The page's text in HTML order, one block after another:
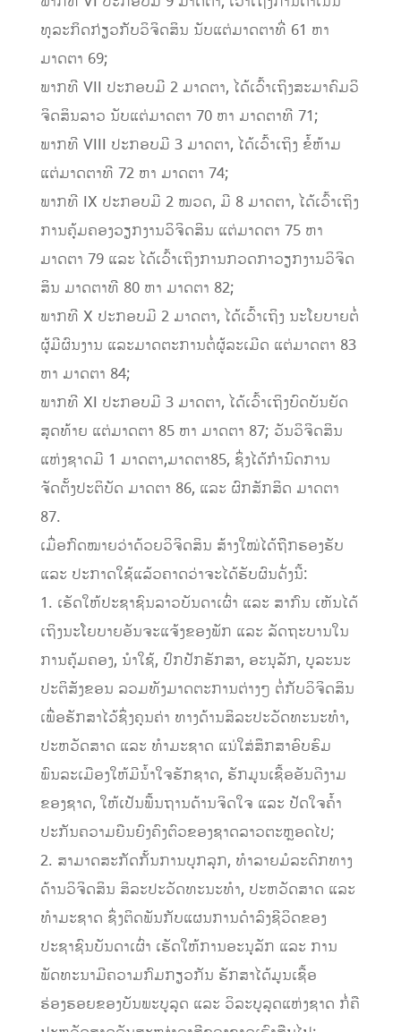
ທຸລະກິດກ່ຽວກັບວິຈິດສິນ ນັບແຕ່ມາດຕາທີ່ 61 ຫາ
ມາດຕາ 69;
ພາກທີ VII ປະກອບມີ 2 ມາດຕາ, ໄດ້ເວົ້າເຖິງສະມາຄົມວິ
ຈິດສິນລາວ ນັບແຕ່ມາດຕາ 70 ຫາ ມາດຕາທີ 71;
ພາກທີ VIII ປະກອບມີ 3 ມາດຕາ, ໄດ້ເວົ້າເຖິງ ຂໍ້ຫ້າມ
ແຕ່ມາດຕາທີ 72 ຫາ ມາດຕາ 74;
ພາກທີ IX ປະກອບມີ 2 ໝວດ, ມີ 8 ມາດຕາ, ໄດ້ເວົ້າເຖິງ
ການຄຸ້ມຄອງວຽກງານວິຈິດສິນ ແຕ່ມາດຕາ 75 ຫາ
ມາດຕາ 79 ແລະ ໄດ້ເວົ້າເຖິງການກວດກາວຽກງານວິຈິດ
ສິນ ມາດຕາທີ 80 ຫາ ມາດຕາ 82;
ພາກທີ X ປະກອບມີ 2 ມາດຕາ, ໄດ້ເວົ້າເຖິງ ນະໂຍບາຍຕໍ່
ຜູ້ມີຜົນງານ ແລະມາດຕະການຕໍ່ຜູ້ລະເມີດ ແຕ່ມາດຕາ 83
ຫາ ມາດຕາ 84;
ພາກທີ XI ປະກອບມີ 3 ມາດຕາ, ໄດ້ເວົ້າເຖິງບົດບັນຍັດ
ສຸດທ້າຍ ແຕ່ມາດຕາ 85 ຫາ ມາດຕາ 87; ວັນວິຈິດສິນ
ແຫ່ງຊາດມີ 1 ມາດຕາ,ມາດຕາ85, ຊຶ່ງໄດ້ກຳນົດການ
ຈັດຕັ້ງປະຕິບັດ ມາດຕາ 86, ແລະ ຜົກສັກສິດ ມາດຕາ
87.
ເມື່ອກົດໝາຍວ່າດ້ວຍວິຈິດສິນ ສ້າງໃໝ່ໄດ້ຖືກຮອງຮັບ
ແລະ ປະກາດໃຊ້ແລ້ວຄາດວ່າຈະໄດ້ຮັບຜົນດັ່ງນີ້:
1. ເຮັດໃຫ້ປະຊາຊົນລາວບັນດາເຜົ່າ ແລະ ສາກົນ ເຫັນໄດ້
ເຖິງນະໂຍບາຍອັນຈະແຈ້ງຂອງພັກ ແລະ ລັດຖະບານໃນ
ການຄຸ້ມຄອງ, ນຳໃຊ້, ປົກປັກຮັກສາ, ອະນຸລັກ, ບູລະນະ
ປະຕິສັງຂອນ ລວມທັງມາດຕະການຕ່າງໆ ຕໍ່ກັບວິຈິດສິນ
ເພື່ອຮັກສາໄວ້ຊຶ່ງຄຸນຄ່າ ທາງດ້ານສິລະປະວັດທະນະທຳ,
ປະຫວັດສາດ ແລະ ທຳມະຊາດ ແນ່ໃສ່ສຶກສາອົບຮົມ
ພົນລະເມືອງໃຫ້ມີນ້ຳໃຈຮັກຊາດ, ຮັກມູນເຊື້ອອັນດີງາມ
ຂອງຊາດ, ໃຫ້ເປັນພື້ນຖານດ້ານຈິດໃຈ ແລະ ປັດໃຈຄໍ້າ
ປະກັນຄວາມຍືນຍົງຄົງຕົວຂອງຊາດລາວຕະຫຼອດໄປ;
2. ສາມາດສະກັດກັ້ນການບຸກລຸກ, ທຳລາຍມໍລະດົກທາງ
ດ້ານວິຈິດສິນ ສິລະປະວັດທະນະທຳ, ປະຫວັດສາດ ແລະ
ທໍາມະຊາດ ຊຶ່ງຕິດພັນກັບແຜນການດໍາລົງຊີວິດຂອງ
ປະຊາຊົນບັນດາເຜົ່າ ເຮັດໃຫ້ການອະນຸລັກ ແລະ ການ
ພັດທະນາມີຄວາມກົມກຽວກັນ ຮັກສາໄດ້ມູນເຊື້ອ
ຮ່ອງຮອຍຂອງບັນພະບູລຸດ ແລະ ວິລະບູລຸດແຫ່ງຊາດ ກໍ່ຄື